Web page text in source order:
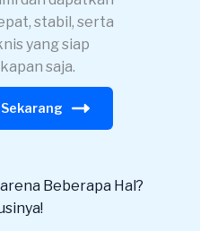
stabil, serta
yang siap
saja.
Beberapa Hal?